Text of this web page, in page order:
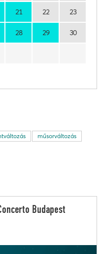
21 22 23
28 29 30
műsorváltozás
Budapest